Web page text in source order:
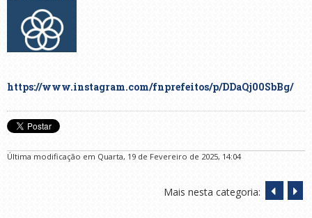
https://www.instagram.com/fnprefeitos/p/DDaQj00SbBg/
Última modificação em Quarta, 19 de Fevereiro de 2025, 14:04
Mais nesta categoria: